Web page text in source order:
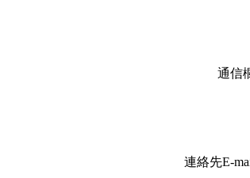
通信
連絡先E-